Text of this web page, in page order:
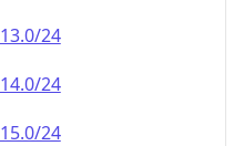
24
24
24